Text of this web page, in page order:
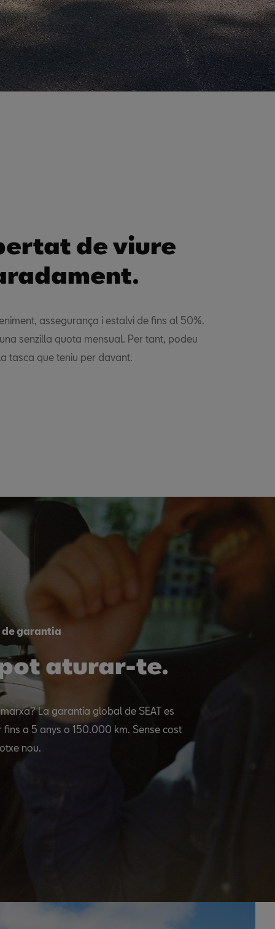
de viure
assegurança i estalvi de fins al 50%.
senzilla quota mensual. Per tant, podeu
tasca que teniu per davant.
garantia
pot aturar-te.
La garantia global de SEAT es
fins a 5 anys o 150.000 km. Sense cost
nou.